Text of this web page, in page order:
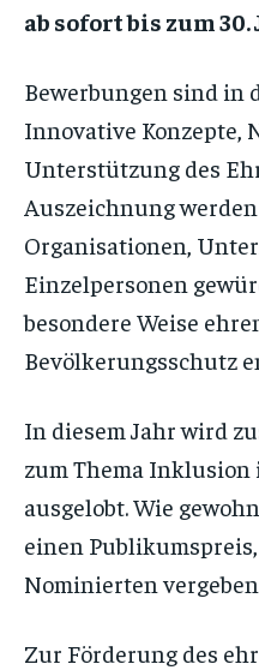
ab sofort bis zum
Bewerbungen sind in
Innovative Konzepte,
Unterstützung des
Auszeichnung
Organisationen,
Einzelpersonen
besondere Weise
Bevölkerungsschutz
In diesem Jahr wird
zum Thema
ausgelobt. Wie
einen
Nominierten
Zur Förderung des